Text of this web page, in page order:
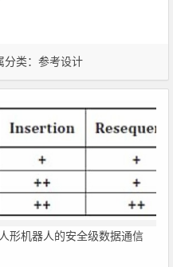
分类：参考设计
人形机器人的安全级数据通信